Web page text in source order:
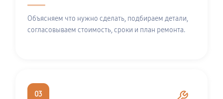
Объясняем что нужно сделать, подбираем детали,
согласовываем стоимость, сроки и план ремонта.
03